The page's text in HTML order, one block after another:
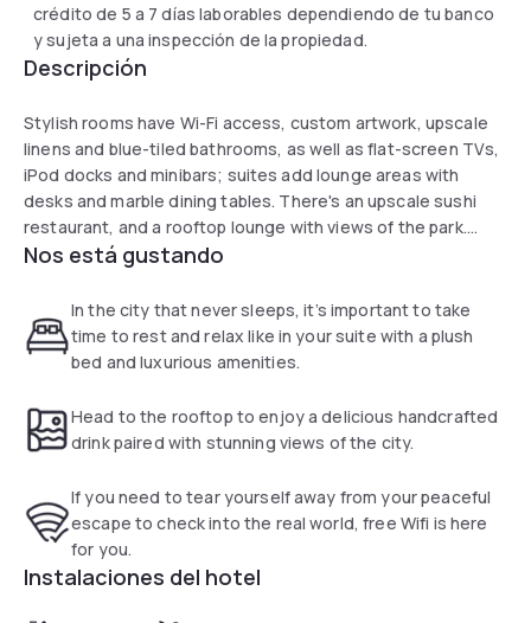
crédito de 5 a 7 días laborables dependiendo de tu banco
y sujeta a una inspección de la propiedad.
Descripción
Stylish rooms have Wi-Fi access, custom artwork, upscale
linens and blue-tiled bathrooms, as well as flat-screen TVs,
iPod docks and minibars; suites add lounge areas with
desks and marble dining tables. There's an upscale sushi
restaurant, and a rooftop lounge with views of the park.
Valet parking is available (surcharge).
Nos está gustando
In the city that never sleeps, it’s important to take
time to rest and relax like in your suite with a plush
bed and luxurious amenities.
Head to the rooftop to enjoy a delicious handcrafted
drink paired with stunning views of the city.
If you need to tear yourself away from your peaceful
escape to check into the real world, free Wifi is here
for you.
Instalaciones del hotel